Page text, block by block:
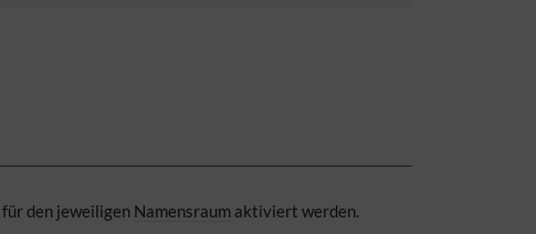
für den jeweiligen Namensraum aktiviert werden.